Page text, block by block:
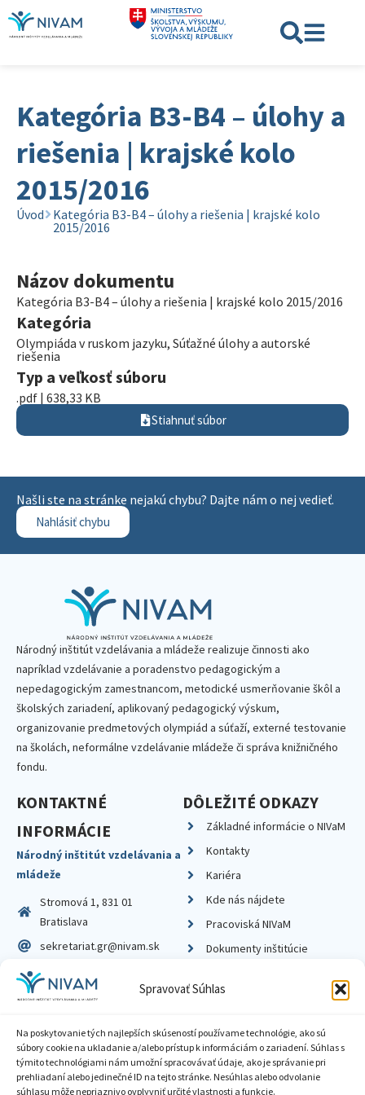
Spravovať Súhlas
Na poskytovanie tých najlepších skúseností používame technológie, ako sú
súbory cookie na ukladanie a/alebo prístup k informáciám o zariadení. Súhlas s
týmito technológiami nám umožní spracovávať údaje, ako je správanie pri
prehliadaní alebo jedinečné ID na tejto stránke. Nesúhlas alebo odvolanie
súhlasu môže nepriaznivo ovplyvniť určité vlastnosti a funkcie.
Kategória B3-B4 – úlohy a
riešenia | krajské kolo
2015/2016
Úvod
Kategória B3-B4 – úlohy a riešenia | krajské kolo
2015/2016
Názov dokumentu
Kategória B3-B4 – úlohy a riešenia | krajské kolo 2015/2016
Kategória
Olympiáda v ruskom jazyku, Súťažné úlohy a autorské
riešenia
Typ a veľkosť súboru
.pdf | 638,33 KB
Stiahnuť súbor
Našli ste na stránke nejakú chybu? Dajte nám o nej vedieť.
Nahlásiť chybu
Národný inštitút vzdelávania a mládeže realizuje činnosti ako
napríklad vzdelávanie a poradenstvo pedagogickým a
nepedagogickým zamestnancom, metodické usmerňovanie škôl a
školských zariadení, aplikovaný pedagogický výskum,
organizovanie predmetových olympiád a súťaží, externé testovanie
na školách, neformálne vzdelávanie mládeže či správa knižničného
fondu.
KONTAKTNÉ
INFORMÁCIE
Národný inštitút vzdelávania a
mládeže
Stromová 1, 831 01
Bratislava
sekretariat.gr@nivam.sk
IČO: 00164348
DIČ: 2020798714
DÔLEŽITÉ ODKAZY
Základné informácie o NIVaM
Kontakty
Kariéra
Kde nás nájdete
Pracoviská NIVaM
Dokumenty inštitúcie
Zásady ochrany súkromia